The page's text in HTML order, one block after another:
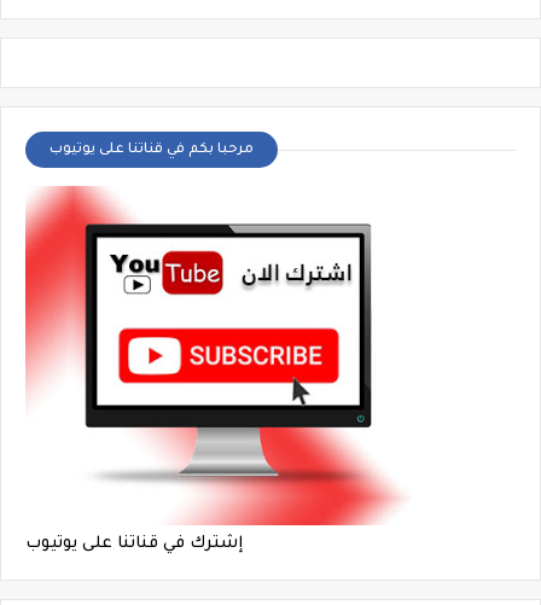
مرحبا بكم في قناتنا على يوتيوب
إشترك في قناتنا على يوتيوب